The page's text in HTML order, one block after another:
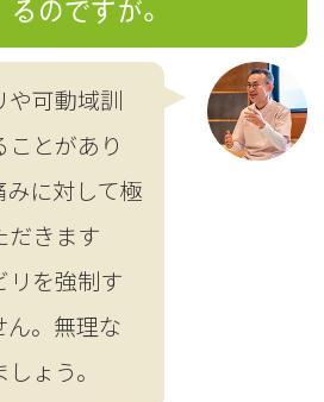
るのですが。
や可動域訓
とがあり
みに対して極
だきます
リを強制す
ん。無理な
ょう。